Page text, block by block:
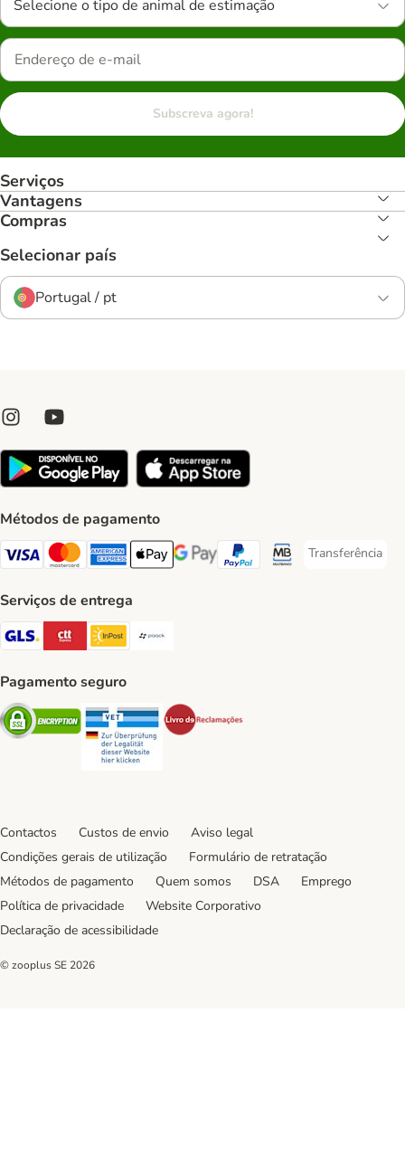
Selecione o tipo de animal de estimação
Subscreva agora!
Serviços
Vantagens
Compras
Selecionar país
Portugal / pt
Métodos de pagamento
Visa Payment Method
Mastercard Payment Method
American Express Payment Method
Apple Pay Payment Method
Google Pay Payment Method
PayPal Payment Method
Multibanco Payment
Transferência
Transferência
Serviços de entrega
GLS Shipping Method
CTTExpress Shipping Method
InPost Shipping Method
Pagamento seguro
Security Security
Contactos Custos de envio
Aviso legal
Condições gerais de utilização
Formulário de retratação
Métodos de pagamento
Quem somos DSA
Emprego
Política de privacidade
Website Corporativo
Declaração de acessibilidade
© zooplus SE 2026